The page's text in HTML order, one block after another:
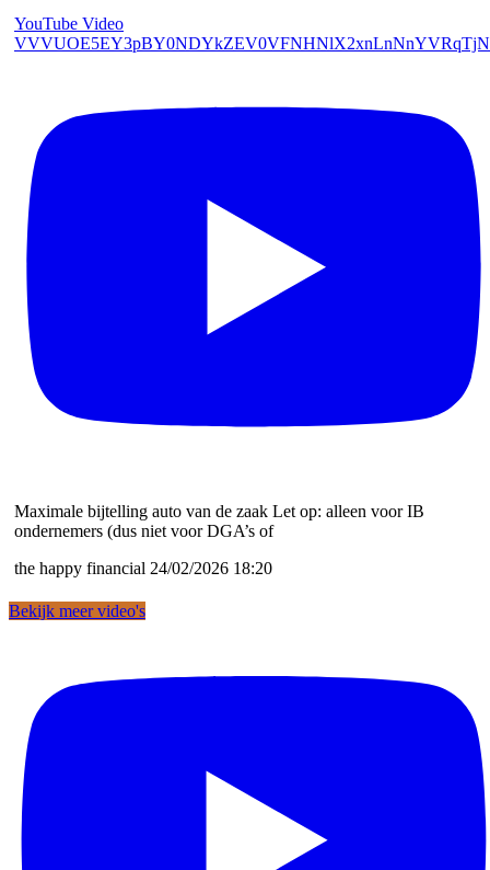
YouTube Video
Maximale bijtelling auto van de zaak Let op: alleen voor IB
ondernemers (dus niet voor DGA’s of
the happy financial 24/02/2026 18:20
Bekijk meer video's